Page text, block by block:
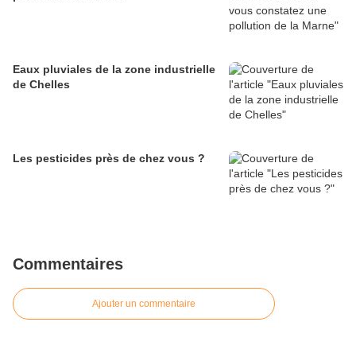
Eaux pluviales de la zone industrielle
de Chelles
Les pesticides près de chez vous ?
Commentaires
Ajouter un commentaire